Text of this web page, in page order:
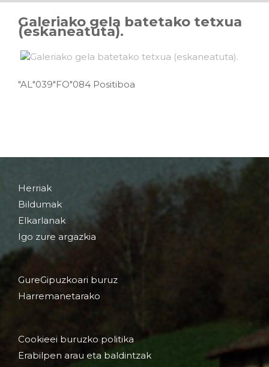
Galeriako gela batetako tetxua
(eskaneatuta).
"AL"039"FO"084 Positiboa
Herriak
Bildumak
Elkarlanak
Igo zure argazkia
GureGipuzkoari buruz
Harremanetarako
Cookieei buruzko politika
Erabilpen arau eta baldintzak